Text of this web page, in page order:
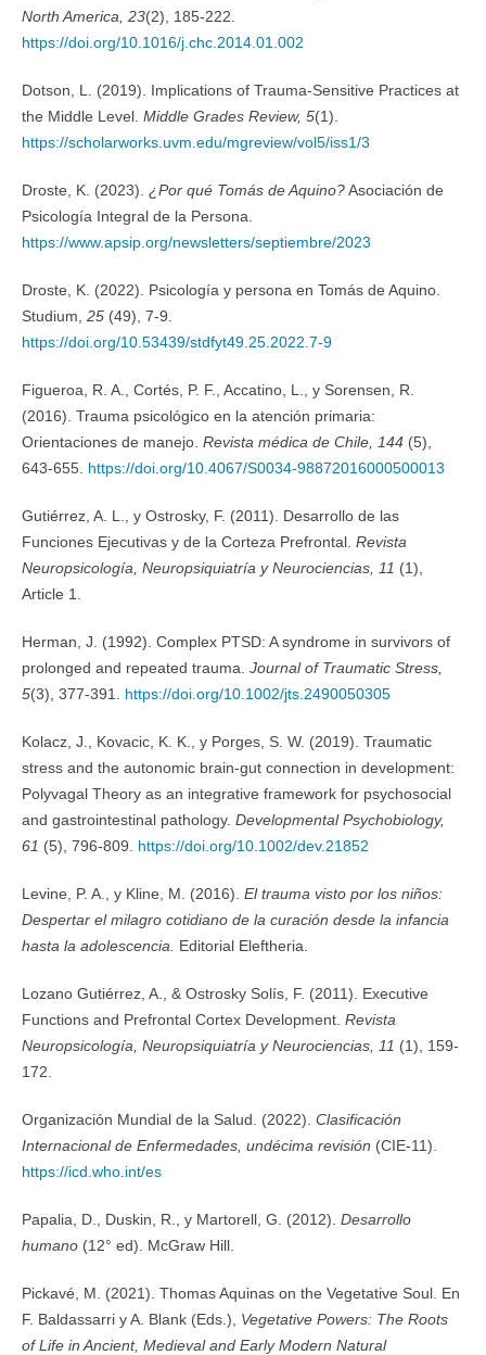
North America, 23(2), 185-222.
https://doi.org/10.1016/j.chc.2014.01.002
Dotson, L. (2019). Implications of Trauma-Sensitive Practices at
the Middle Level. Middle Grades Review, 5(1).
https://scholarworks.uvm.edu/mgreview/vol5/iss1/3
Droste, K. (2023). ¿Por qué Tomás de Aquino?Asociación de
Psicología Integral de la Persona.
https://www.apsip.org/newsletters/septiembre/2023
Droste, K. (2022). Psicología y persona en Tomás de Aquino.
Studium, 25(49), 7-9.
https://doi.org/10.53439/stdfyt49.25.2022.7-9
Figueroa, R. A., Cortés, P. F., Accatino, L., y Sorensen, R.
(2016). Trauma psicológico en la atención primaria:
Orientaciones de manejo. Revista médica de Chile, 144(5),
643-655. https://doi.org/10.4067/S0034-98872016000500013
Gutiérrez, A. L., y Ostrosky, F. (2011). Desarrollo de las
Funciones Ejecutivas y de la Corteza Prefrontal. Revista
Neuropsicología, Neuropsiquiatría y Neurociencias, 11 (1),
Article 1.
Herman, J. (1992). Complex PTSD: A syndrome in survivors of
prolonged and repeated trauma. Journal of Traumatic Stress,
5(3), 377-391. https://doi.org/10.1002/jts.2490050305
Kolacz, J., Kovacic, K. K., y Porges, S. W. (2019). Traumatic
stress and the autonomic brain-gut connection in development:
Polyvagal Theory as an integrative framework for psychosocial
and gastrointestinal pathology. Developmental Psychobiology,
61 (5), 796-809. https://doi.org/10.1002/dev.21852
Levine, P. A., y Kline, M. (2016). El trauma visto por los niños:
Despertar el milagro cotidiano de la curación desde la infancia
hasta la adolescencia.
Editorial Eleftheria.
Lozano Gutiérrez, A., & Ostrosky Solís, F. (2011). Executive
Functions and Prefrontal Cortex Development. Revista
Neuropsicología, Neuropsiquiatría y Neurociencias, 11 (1), 159-
172.
Organización Mundial de la Salud. (2022). Clasificación
Internacional de Enfermedades, undécima revisión (CIE-11).
https://icd.who.int/es
Papalia, D., Duskin, R., y Martorell, G. (2012). Desarrollo
humano(12° ed). McGraw Hill.
Pickavé, M. (2021). Thomas Aquinas on the Vegetative Soul. En
F. Baldassarri y A. Blank (Eds.), Vegetative Powers: The Roots
of Life in Ancient, Medieval and Early Modern Natural